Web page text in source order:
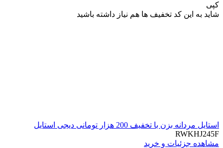
کپی
شاید به این کد تخفیف ها هم نیاز داشته باشید
استایل مردانه بزن با تخفیف 200 هزار تومانی دیجی استایل
RWKHJ245F
مشاهده جزئیات و خرید